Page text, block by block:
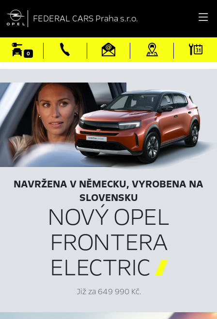
 FEDERAL CARS Praha s.r.o.
0
NAVRŽENA V NĚMECKU, VYROBENA NA
SLOVENSKU
NOVÝ OPEL
FRONTERA
ELECTRIC
Již za 649 990 Kč.